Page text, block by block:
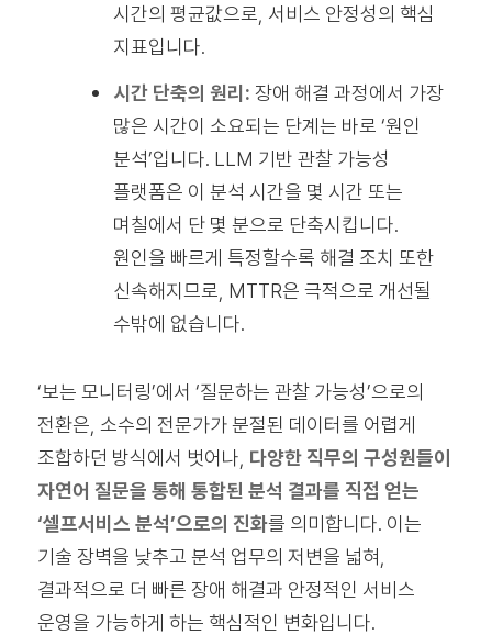
시간의 평균값으로, 서비스 안정성의 핵심
지표입니다.
시간 단축의 원리: 장애 해결 과정에서 가장
많은 시간이 소요되는 단계는 바로 ‘원인
분석’입니다. LLM 기반 관찰 가능성
플랫폼은 이 분석 시간을 몇 시간 또는
며칠에서 단 몇 분으로 단축시킵니다.
원인을 빠르게 특정할수록 해결 조치 또한
신속해지므로, MTTR은 극적으로 개선될
수밖에 없습니다.
‘보는 모니터링’에서 ‘질문하는 관찰 가능성’으로의
전환은, 소수의 전문가가 분절된 데이터를 어렵게
조합하던 방식에서 벗어나, 다양한 직무의 구성원들이
자연어 질문을 통해 통합된 분석 결과를 직접 얻는
‘셀프서비스 분석’으로의 진화를 의미합니다. 이는
기술 장벽을 낮추고 분석 업무의 저변을 넓혀,
결과적으로 더 빠른 장애 해결과 안정적인 서비스
운영을 가능하게 하는 핵심적인 변화입니다.